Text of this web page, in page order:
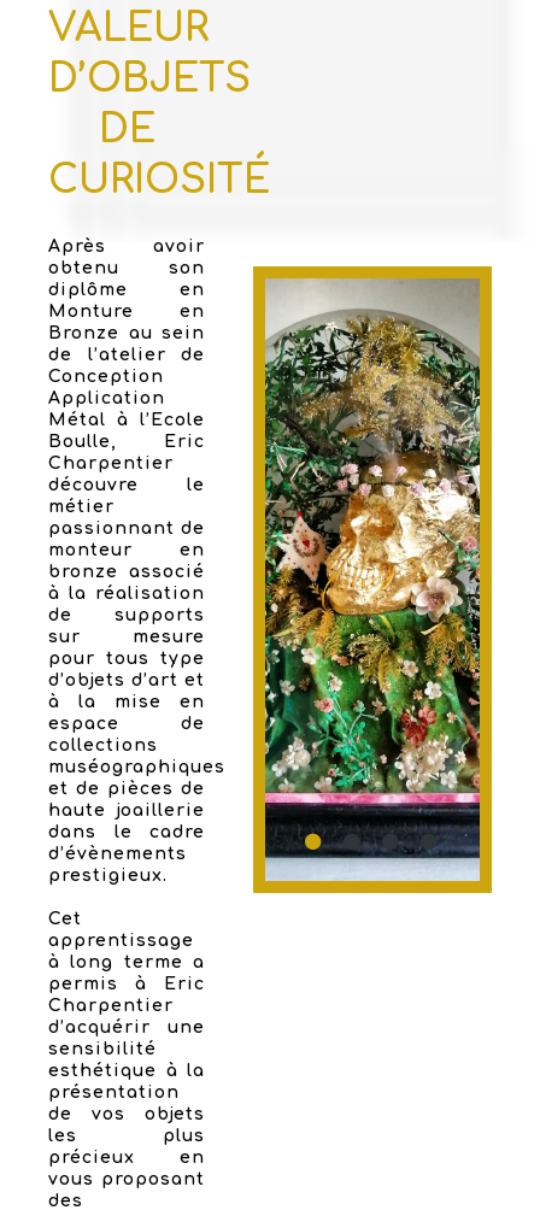
VALEUR
D’OBJETS
DE
CURIOSITÉ
Après avoir
obtenu son
diplôme en
Monture en
Bronze au sein
de l’atelier de
Conception
Application
Métal à l’Ecole
Boulle, Eric
Charpentier
découvre le
métier
passionnant de
monteur en
bronze associé
à la réalisation
de supports
sur mesure
pour tous type
d’objets d’art et
à la mise en
espace de
collections
muséographiques
et de pièces de
haute joaillerie
dans le cadre
d’évènements
prestigieux.
Cet
apprentissage
à long terme a
permis à Eric
Charpentier
d’acquérir une
sensibilité
esthétique à la
présentation
de vos objets
les plus
précieux en
vous proposant
des